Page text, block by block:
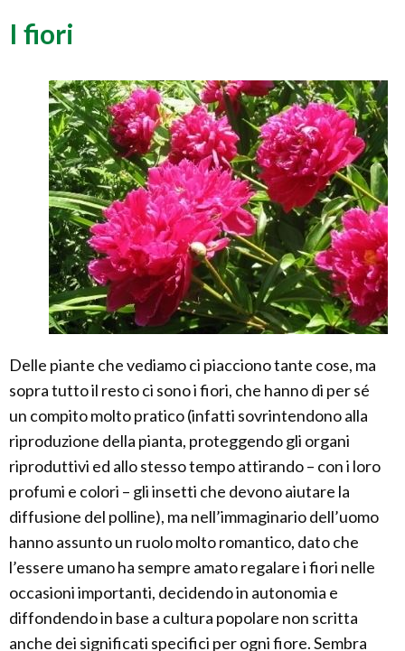
I fiori
Delle piante che vediamo ci piacciono tante cose, ma
sopra tutto il resto ci sono i fiori, che hanno di per sé
un compito molto pratico (infatti sovrintendono alla
riproduzione della pianta, proteggendo gli organi
riproduttivi ed allo stesso tempo attirando – con i loro
profumi e colori – gli insetti che devono aiutare la
diffusione del polline), ma nell’immaginario dell’uomo
hanno assunto un ruolo molto romantico, dato che
l’essere umano ha sempre amato regalare i fiori nelle
occasioni importanti, decidendo in autonomia e
diffondendo in base a cultura popolare non scritta
anche dei significati specifici per ogni fiore. Sembra